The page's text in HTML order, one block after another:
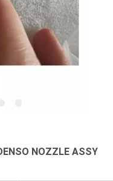
NOZZLE ASSY